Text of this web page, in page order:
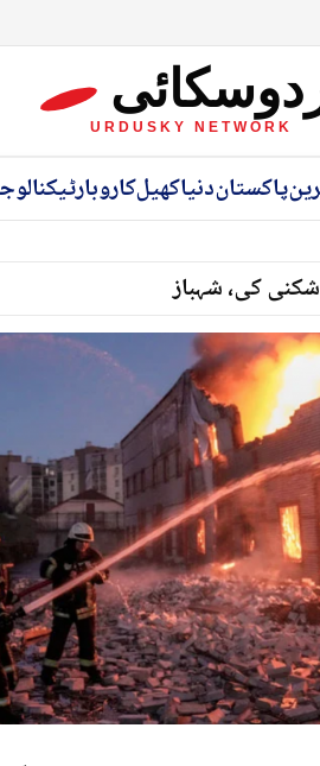
URDUSKY NETWORK
پاکستاندنیاکھیلکاروبار
کی، شہباز